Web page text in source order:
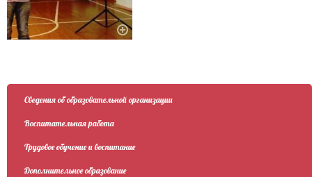
Сведения об образовательной организации
Воспитательная работа
Трудовое обучение и воспитание
Дополнительное образование